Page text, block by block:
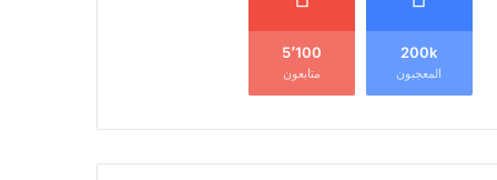
200k
المعجبون
5٬100
متابعون